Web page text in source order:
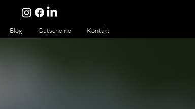
Blog Gutscheine Kontakt